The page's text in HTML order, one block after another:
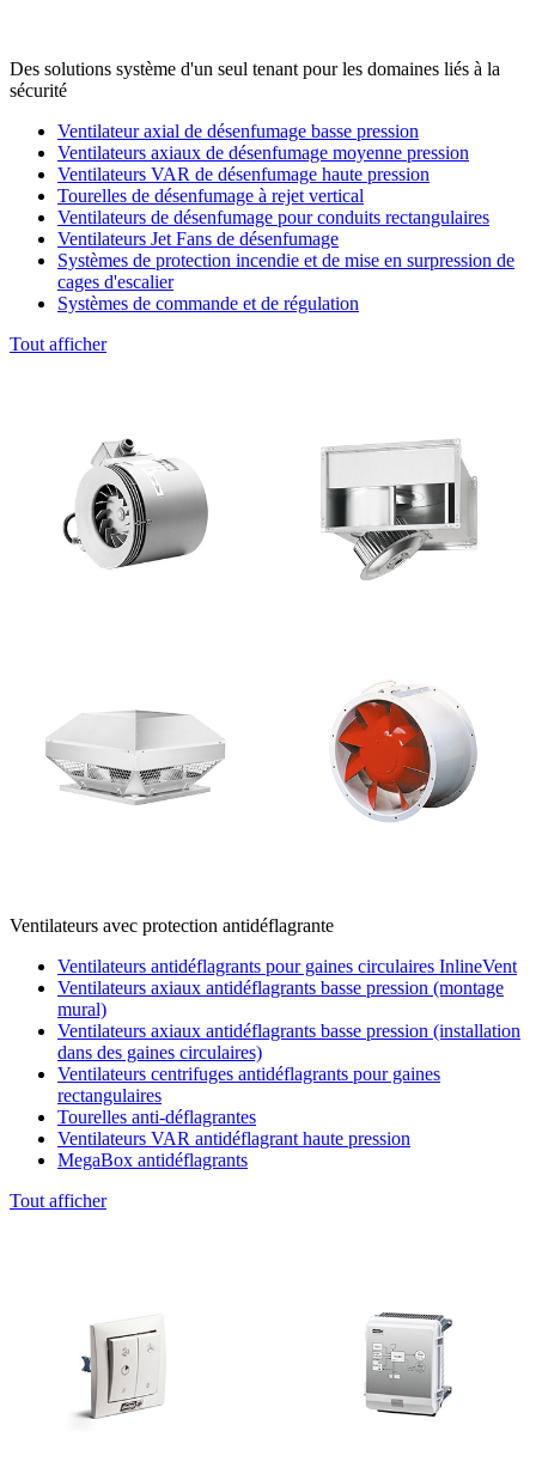
Des solutions système d'un seul tenant pour les domaines liés à la
sécurité
Ventilateur axial de désenfumage basse pression
Ventilateurs axiaux de désenfumage moyenne pression
Ventilateurs VAR de désenfumage haute pression
Tourelles de désenfumage à rejet vertical
Ventilateurs de désenfumage pour conduits rectangulaires
Ventilateurs Jet Fans de désenfumage
Systèmes de protection incendie et de mise en surpression de
cages d'escalier
Systèmes de commande et de régulation
Tout afficher
Ventilateurs avec protection antidéflagrante
Ventilateurs antidéflagrants pour gaines circulaires InlineVent
Ventilateurs axiaux antidéflagrants basse pression (montage
mural)
Ventilateurs axiaux antidéflagrants basse pression (installation
dans des gaines circulaires)
Ventilateurs centrifuges antidéflagrants pour gaines
rectangulaires
Tourelles anti-déflagrantes
Ventilateurs VAR antidéflagrant haute pression
MegaBox antidéflagrants
Tout afficher